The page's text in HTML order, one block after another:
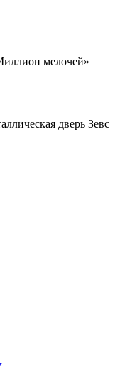
мелочей»
дверь Зевс